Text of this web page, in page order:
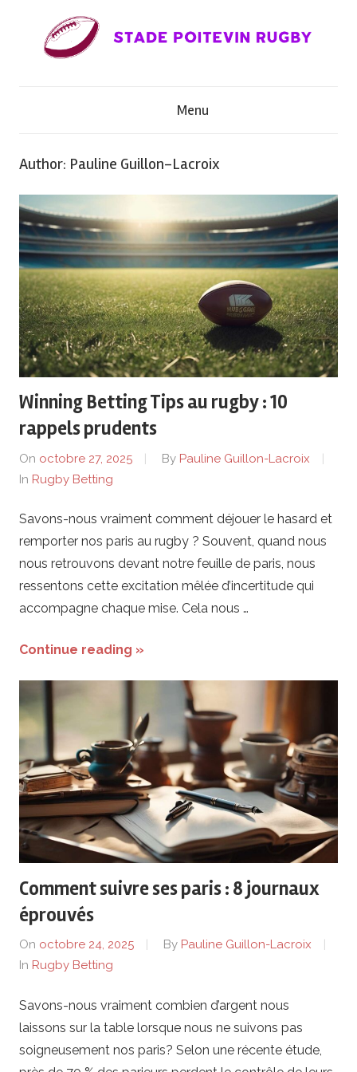
content
a
d
e
P
o
i
t
e
v
i
n
R
u
g
b
y
.
f
r
–
P
a
r
Menu
Author: Pauline Guillon-Lacroix
Winning Betting Tips au rugby : 10
rappels prudents
On octobre 27, 2025 By Pauline Guillon-Lacroix
In Rugby Betting
Savons-nous vraiment comment déjouer le hasard et
remporter nos paris au rugby ? Souvent, quand nous
nous retrouvons devant notre feuille de paris, nous
ressentons cette excitation mêlée d’incertitude qui
accompagne chaque mise. Cela nous …
Continue reading »
Comment suivre ses paris : 8 journaux
éprouvés
On octobre 24, 2025 By Pauline Guillon-Lacroix
In Rugby Betting
Savons-nous vraiment combien d’argent nous
laissons sur la table lorsque nous ne suivons pas
soigneusement nos paris? Selon une récente étude,